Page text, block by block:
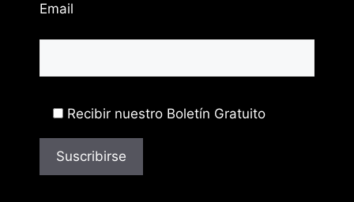
Email
Recibir nuestro Boletín Gratuito